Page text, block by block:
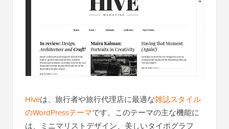
Hiveは、旅行者や旅行代理店に最適な雑誌スタイル
のWordPressテーマです。このテーマの主な機能に
は、ミニマリストデザイン、美しいタイポグラフ